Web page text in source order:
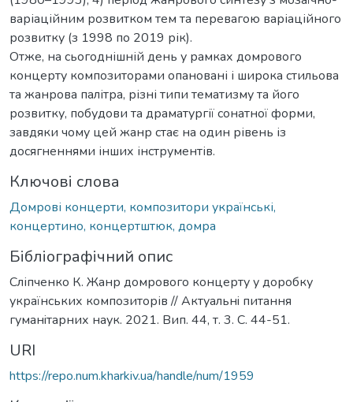
варіаційним розвитком тем та перевагою варіаційного
розвитку (з 1998 по 2019 рік).
Отже, на сьогоднішній день у рамках домрового
концерту композиторами опановані і широка стильова
та жанрова палітра, різні типи тематизму та його
розвитку, побудови та драматургії сонатної форми,
завдяки чому цей жанр стає на один рівень із
досягненнями інших інструментів.
Ключові слова
Домрові концерти, композитори українські,
концертино, концертштюк, домра
Бібліографічний опис
Сліпченко К. Жанр домрового концерту у доробку
українських композиторів // Актуальнi питання
гуманiтарних наук. 2021. Вип. 44, т. 3. С. 44-51.
URI
https://repo.num.kharkiv.ua/handle/num/1959